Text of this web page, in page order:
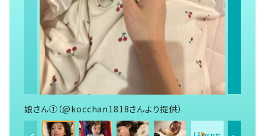
娘さん①（@kocchan1818さんより提供）